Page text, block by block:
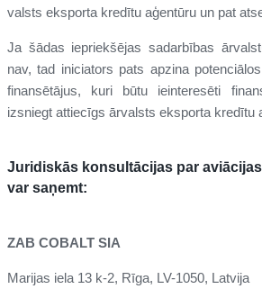
valsts eksporta kredītu aģentūru un pat
Ja šādas iepriekšējas sadarbības
nav, tad iniciators pats apzina
finansētājus, kuri būtu ieinteresēti
izsniegt attiecīgs ārvalsts eksporta kredītu
Juridiskās konsultācijas par
var saņemt:
ZAB COBALT SIA
Marijas iela 13 k-2, Rīga, LV-1050, Latvija